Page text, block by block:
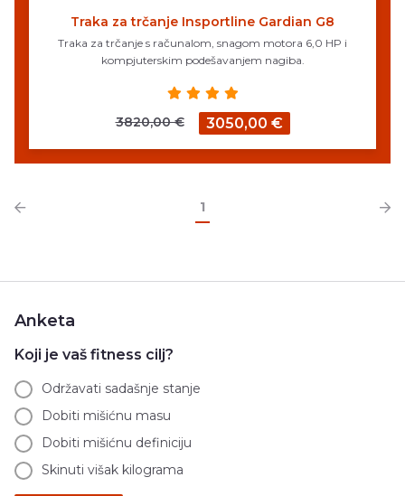
Traka za trčanje Insportline Gardian G8
Traka za trčanje s računalom, snagom motora 6,0 HP i
kompjuterskim podešavanjem nagiba.
3820,00 € 3050,00 €
1
Anketa
Koji je vaš fitness cilj?
Održavati sadašnje stanje
Dobiti mišićnu masu
Dobiti mišićnu definiciju
Skinuti višak kilograma